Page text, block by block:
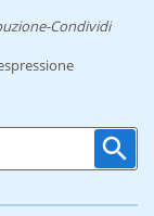
Condividi